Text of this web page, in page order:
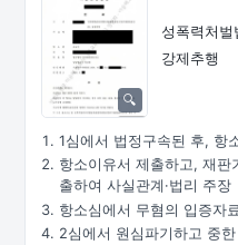
성폭력처
강제추행
1심에서 법정구속된 후, 항
항소이유서 제출하고, 재판
출하여 사실관계·법리 주장
항소심에서 무혐의 입증자
2심에서 원심파기하고 중